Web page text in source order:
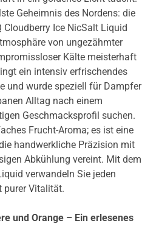
Geheimnis des Nordens: die
Cloudberry Ice NicSalt Liquid
von ungezähmter
Kälte meisterhaft
ein intensiv erfrischendes
und wurde speziell für Dampfer
Alltag nach einem
Geschmacksprofil suchen.
Frucht-Aroma; es ist eine
handwerkliche Präzision mit
Abkühlung vereint. Mit dem
verwandeln Sie jeden
purer Vitalität.
und Orange – Ein erlesenes